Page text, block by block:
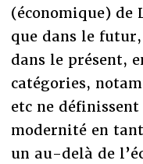
(économique) de
que dans le
dans le présent,
catégories,
etc ne
modernité en
un au-delà de